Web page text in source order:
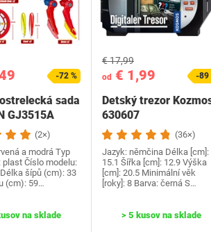
-72 %
sada
GJ3515A
(2×)
a modrá Typ
plast Číslo modelu:
šípů (cm): 33
(cm): 59…
na sklade
od€ 1,99
€ 17,99
-89
Detský trezor
630607
(36×)
Jazyk:‎ němčina Délka [cm]:
15.1 Šířka [cm]: 12.9 Výška
[cm]: 20.5 Minimální věk
[roky]: 8 Barva: černá S…
> 5 kusov na sklade